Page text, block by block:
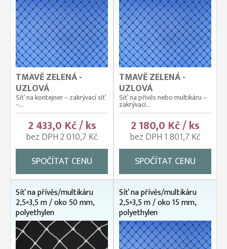
TMAVĚ ZELENÁ -
UZLOVÁ
Síť na kontejner – zakrývací síť
–...
2 433,0 Kč / ks
bez DPH 2 010,7 Kč
SPOČÍTAT CENU
TMAVĚ ZELENÁ -
UZLOVÁ
Síť na přívěs nebo multikáru –
zakrývací...
2 180,0 Kč / ks
bez DPH 1 801,7 Kč
SPOČÍTAT CENU
Síť na přívěs/multikáru
2,5×3,5 m / oko 50 mm,
polyethylen
Síť na přívěs/multikáru
2,5×3,5 m / oko 15 mm,
polyethylen